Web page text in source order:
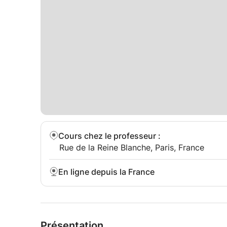
Cours chez le professeur :
Rue de la Reine Blanche, Paris, France
En ligne depuis la France